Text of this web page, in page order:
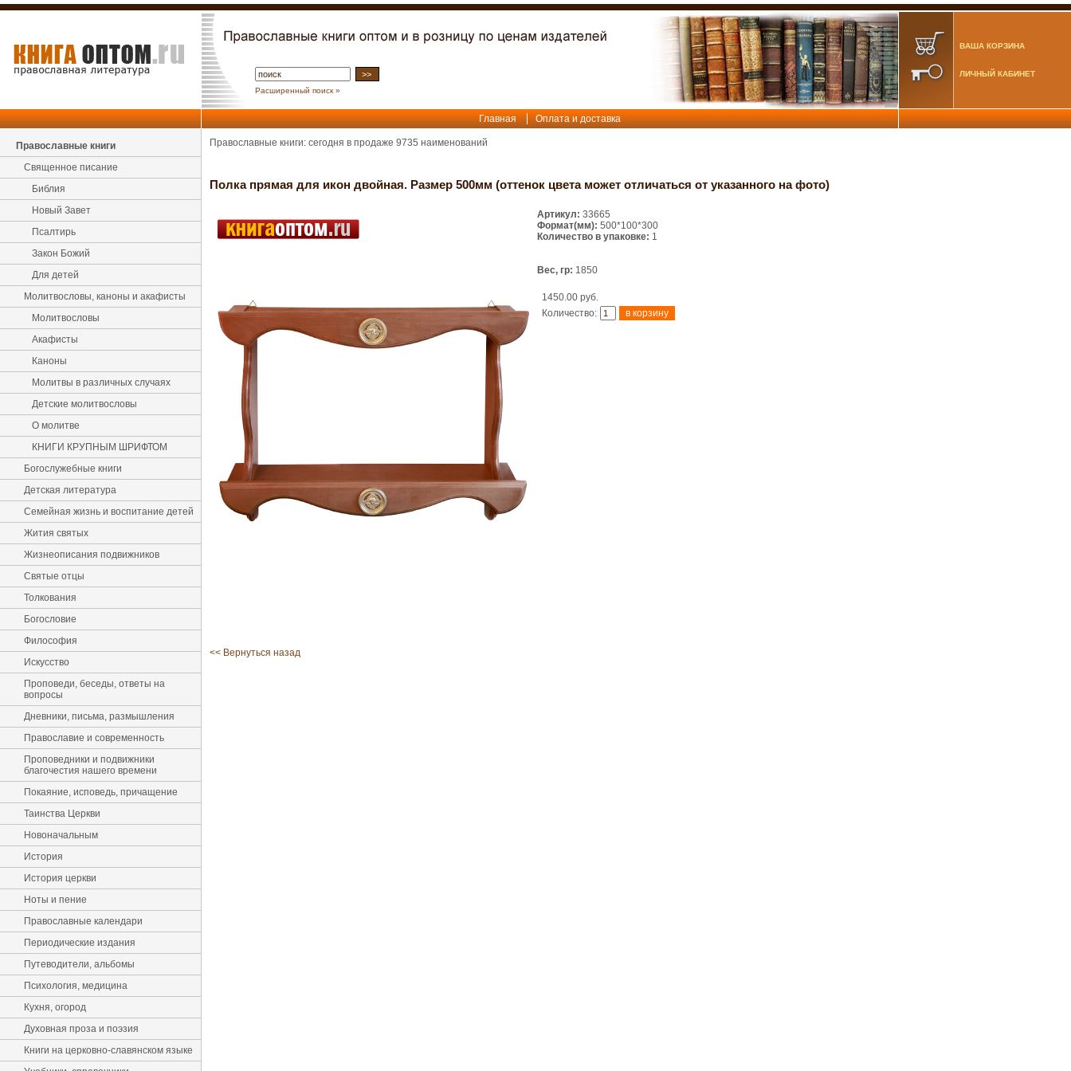
Расширенный поиск »
ВАША КОРЗИНА
ЛИЧНЫЙ КАБИНЕТ
Главная Оплата и доставка
Православные книги
Священное писание
Библия
Новый Завет
Псалтирь
Закон Божий
Для детей
Молитвословы, каноны и акафисты
Молитвословы
Акафисты
Каноны
Молитвы в различных случаях
Детские молитвословы
О молитве
КНИГИ КРУПНЫМ ШРИФТОМ
Богослужебные книги
Детская литература
Семейная жизнь и воспитание детей
Жития святых
Жизнеописания подвижников
Святые отцы
Толкования
Богословие
Философия
Искусство
Проповеди, беседы, ответы на
вопросы
Дневники, письма, размышления
Православие и современность
Проповедники и подвижники
благочестия нашего времени
Покаяние, исповедь, причащение
Таинства Церкви
Новоначальным
История
История церкви
Ноты и пение
Православные календари
Периодические издания
Путеводители, альбомы
Психология, медицина
Кухня, огород
Духовная проза и поэзия
Книги на церковно-славянском языке
Православные книги: сегодня в продаже 9735 наименований
Полка прямая для икон двойная. Размер 500мм (оттенок цвета может отличаться от указанного на фото)
Артикул: 33665
Формат(мм): 500*100*300
Количество в упаковке: 1
Вес, гр: 1850
1450.00 руб.
Количество:
<< Вернуться назад